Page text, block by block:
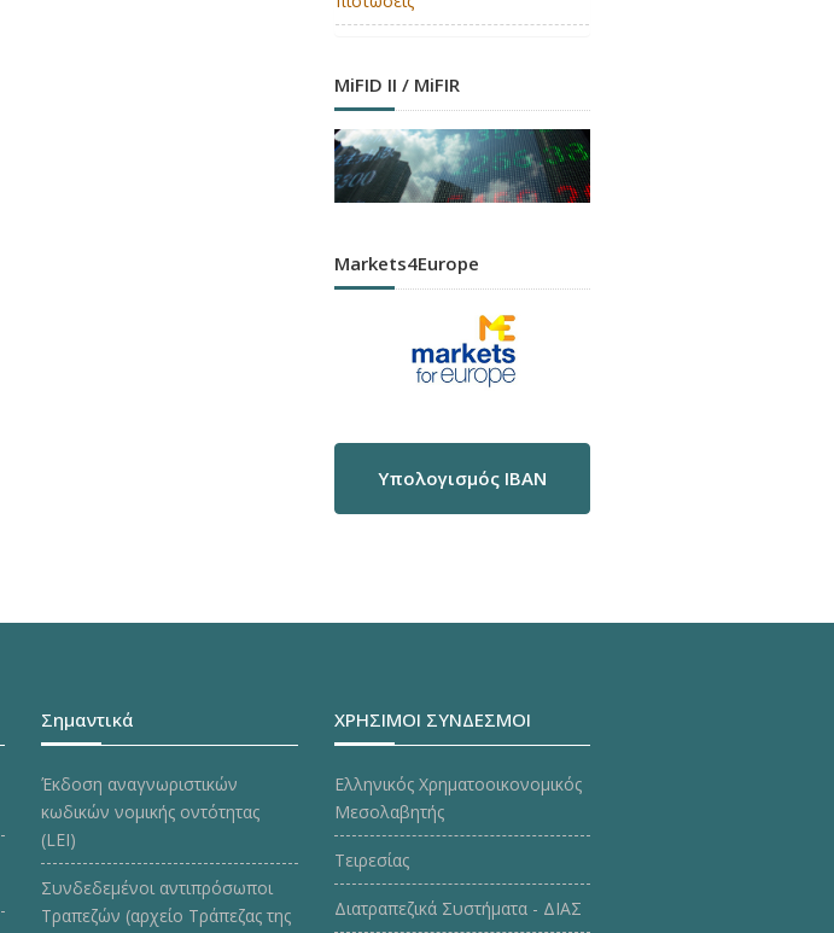
MiFID II / MiFIR
Markets4Europe
Υπολογισμός IBAN
Σημαντικά
Έκδοση αναγνωριστικών
κωδικών νομικής οντότητας
(LEI)
Συνδεδεμένοι αντιπρόσωποι
Τραπεζών (αρχείο Τράπεζας της
ΧΡΗΣΙΜΟΙ ΣΥΝΔΕΣΜΟΙ
Ελληνικός Χρηματοοικονομικός
Μεσολαβητής
Τειρεσίας
Διατραπεζικά Συστήματα - ΔΙΑΣ